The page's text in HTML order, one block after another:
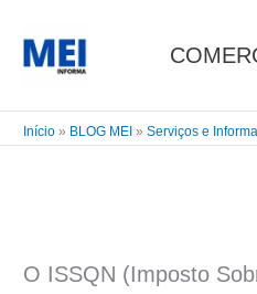
para
conteúdo
Início » BLOG MEI » Serviços e
O ISSQN (Imposto